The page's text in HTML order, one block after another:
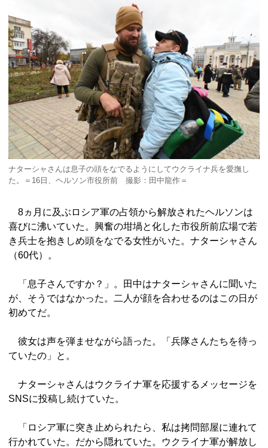
ナターシャさんは息子の頭をなでるようにしてウクライナ兵を愛撫し
た。＝16日、ヘルソン市役所前 撮影：田中龍作＝
8ヵ月に及ぶロシア軍の占領から解放されたヘルソンは
喜びに沸いていた。興奮の坩堝と化した市役所前広場で若
き兵士を抱きしめ頭をなでる女性がいた。ナターシャさん
（60代）。
「息子さんですか？」。田中はナターシャさんに聞いた
が、そうではなかった。二人が顔を合わせるのはこの日が
初めてだ。
彼女は声を弾ませながら語った。「兵隊さんたちを待っ
ていたの」と。
ナターシャさんはウクライナ軍を応援するメッセージを
SNSに投稿し続けていた。
「ロシア軍に突き止められたら、私は拷問部屋に連れて
行かれていた。だから隠れていた。ウクライナ軍が解放し